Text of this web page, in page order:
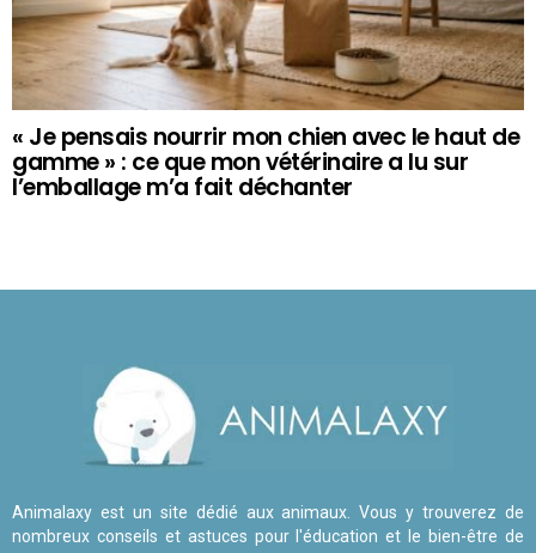
« Je pensais nourrir mon chien avec le haut de
gamme » : ce que mon vétérinaire a lu sur
l’emballage m’a fait déchanter
Animalaxy est un site dédié aux animaux. Vous y trouverez de
nombreux conseils et astuces pour l'éducation et le bien-être de